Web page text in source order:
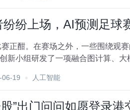
纷上场，AI预测足球
正酣。在赛场之外，一些围绕观
新小组研发了一项融合图计算、
06-19 人工智能
”出门问问如愿登录港